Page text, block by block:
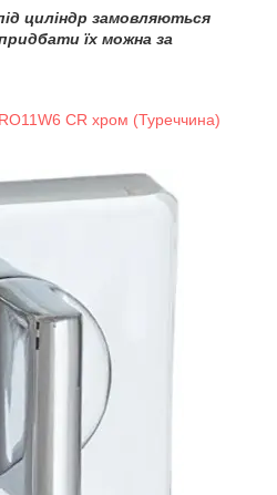
циліндр замовляються
їх можна за
CR хром (Туреччина)